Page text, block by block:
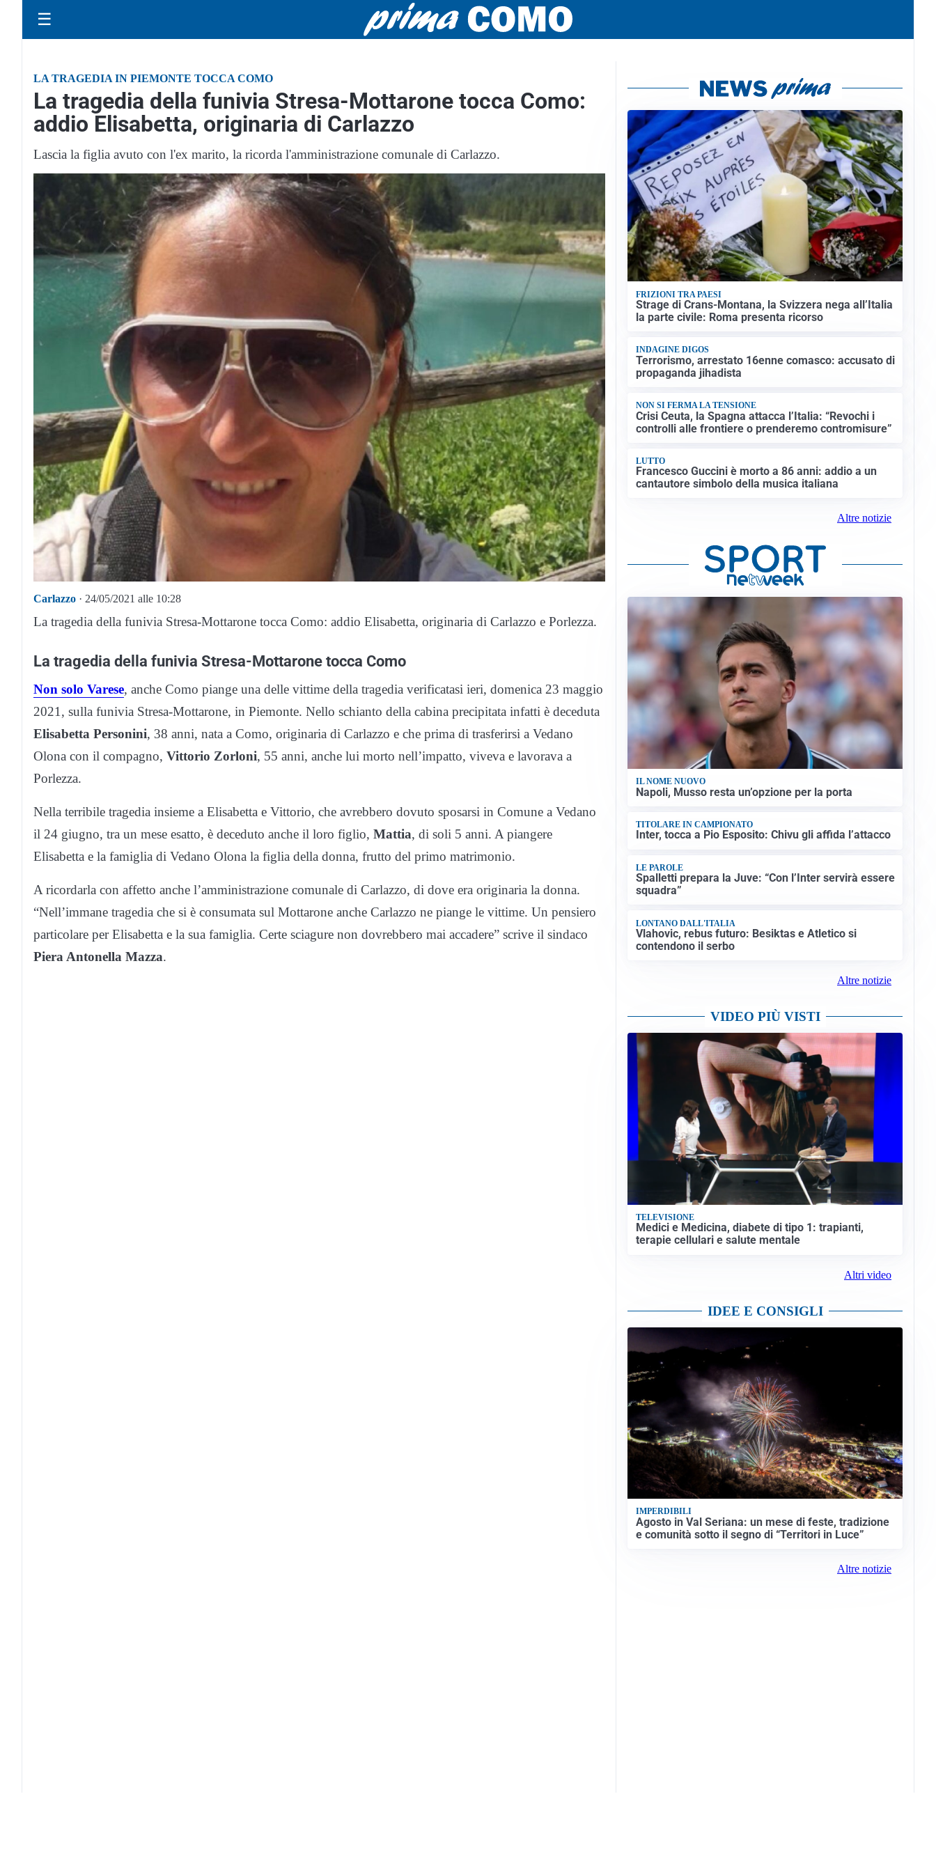
☰
LA TRAGEDIA IN PIEMONTE TOCCA COMO
La tragedia della funivia Stresa-Mottarone tocca Como:
addio Elisabetta, originaria di Carlazzo
Lascia la figlia avuto con l'ex marito, la ricorda l'amministrazione comunale di Carlazzo.
Carlazzo · 24/05/2021 alle 10:28
La tragedia della funivia Stresa-Mottarone tocca Como: addio Elisabetta, originaria di Carlazzo e Porlezza.
La tragedia della funivia Stresa-Mottarone tocca Como
Non solo Varese, anche Como piange una delle vittime della tragedia verificatasi ieri, domenica 23 maggio
2021, sulla funivia Stresa-Mottarone, in Piemonte. Nello schianto della cabina precipitata infatti è deceduta
Elisabetta Personini, 38 anni, nata a Como, originaria di Carlazzo e che prima di trasferirsi a Vedano
Olona con il compagno, Vittorio Zorloni, 55 anni, anche lui morto nell’impatto, viveva e lavorava a
Porlezza.
Nella terribile tragedia insieme a Elisabetta e Vittorio, che avrebbero dovuto sposarsi in Comune a Vedano
il 24 giugno, tra un mese esatto, è deceduto anche il loro figlio, Mattia, di soli 5 anni. A piangere
Elisabetta e la famiglia di Vedano Olona la figlia della donna, frutto del primo matrimonio.
A ricordarla con affetto anche l’amministrazione comunale di Carlazzo, di dove era originaria la donna.
“Nell’immane tragedia che si è consumata sul Mottarone anche Carlazzo ne piange le vittime. Un pensiero
particolare per Elisabetta e la sua famiglia. Certe sciagure non dovrebbero mai accadere” scrive il sindaco
Piera Antonella Mazza.
FRIZIONI TRA PAESI
Strage di Crans-Montana, la Svizzera nega all’Italia
la parte civile: Roma presenta ricorso
INDAGINE DIGOS
Terrorismo, arrestato 16enne comasco: accusato di
propaganda jihadista
NON SI FERMA LA TENSIONE
Crisi Ceuta, la Spagna attacca l’Italia: “Revochi i
controlli alle frontiere o prenderemo contromisure”
LUTTO
Francesco Guccini è morto a 86 anni: addio a un
cantautore simbolo della musica italiana
Altre notizie
IL NOME NUOVO
Napoli, Musso resta un’opzione per la porta
TITOLARE IN CAMPIONATO
Inter, tocca a Pio Esposito: Chivu gli affida l’attacco
LE PAROLE
Spalletti prepara la Juve: “Con l’Inter servirà essere
squadra”
LONTANO DALL'ITALIA
Vlahovic, rebus futuro: Besiktas e Atletico si
contendono il serbo
Altre notizie
VIDEO PIÙ VISTI
TELEVISIONE
Medici e Medicina, diabete di tipo 1: trapianti,
terapie cellulari e salute mentale
Altri video
IDEE E CONSIGLI
IMPERDIBILI
Agosto in Val Seriana: un mese di feste, tradizione
e comunità sotto il segno di “Territori in Luce”
Altre notizie